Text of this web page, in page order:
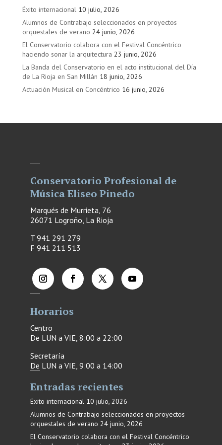
Éxito internacional 10 julio, 2026
Alumnos de Contrabajo seleccionados en proyectos
orquestales de verano 24 junio, 2026
El Conservatorio colabora con el Festival Concéntrico
haciendo sonar la arquitectura 23 junio, 2026
La Banda del Conservatorio en el acto institucional del Día
de La Rioja en San Millán 18 junio, 2026
Actuación Musical en Concéntrico 16 junio, 2026
Conservatorio Profesional de
Música Eliseo Pinedo
Marqués de Murrieta, 76
26071 Logroño, La Rioja
T 941 291 279
F 941 211 513
Horarios
Centro
De LUN a VIE, 8:00 a 22:00
Secretaría
De LUN a VIE, 9:00 a 14:00
Entradas recientes
Éxito internacional 10 julio, 2026
Alumnos de Contrabajo seleccionados en proyectos
orquestales de verano 24 junio, 2026
El Conservatorio colabora con el Festival Concéntrico